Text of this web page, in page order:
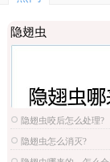
隐翅虫
隐翅虫咬后怎么处理?
隐翅虫怎么消灭?